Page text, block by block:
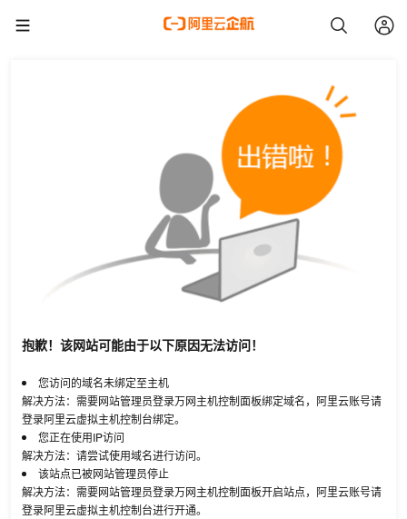
抱歉！该网站可能由于以下原因无法访问！
您访问的域名未绑定至主机
解决方法：需要网站管理员登录万网主机控制面板绑定域名，阿里云账号请
登录阿里云虚拟主机控制台绑定。
您正在使用IP访问
解决方法：请尝试使用域名进行访问。
该站点已被网站管理员停止
解决方法：需要网站管理员登录万网主机控制面板开启站点，阿里云账号请
登录阿里云虚拟主机控制台进行开通。